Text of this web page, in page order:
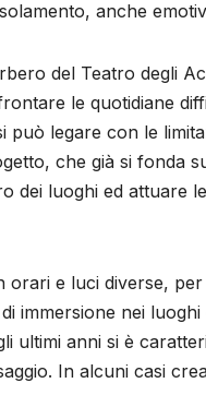
anche
del Teatro degli
le quotidiane
legare con le
che già si fonda
dei luoghi ed attuare
orari e luci diverse,
immersione nei luoghi
ultimi anni si è
In alcuni casi